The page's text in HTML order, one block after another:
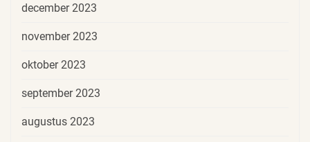
december 2023
november 2023
oktober 2023
september 2023
augustus 2023